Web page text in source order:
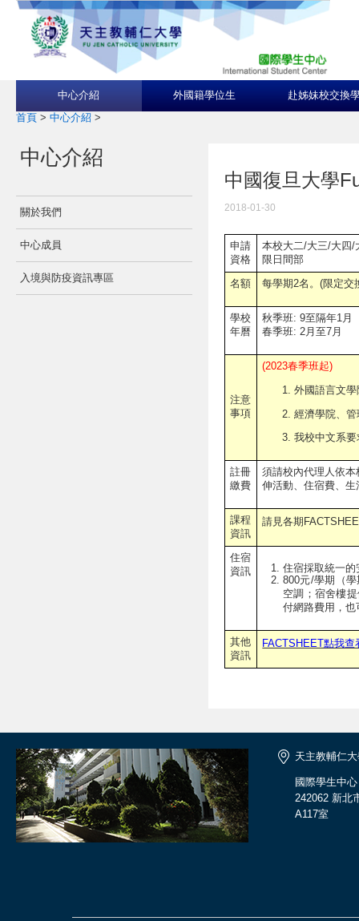
中心介紹 外國籍學位生 赴姊妹校交換
首頁 > 中心介紹 >
中心介紹
關於我們
中心成員
入境與防疫資訊專區
中國復旦大學
2018-01-30
申請
資格
本校大二/大三/大四
限日間部
名額
每學期2名。(限定交
學校
年曆
秋季班: 9至隔年1月
春季班: 2月至7月
注意
事項
(2023春季班起)
外國語言文
經濟學院、
我校中文系
註冊
繳費
須請校內代理人依
伸活動、住宿費、
課程
資訊
請見各期
住宿
資訊
住宿採取統一
800元/學期（
空調；宿舍樓
付網路費用，
其他
資訊
FACTSHEET點我查
天主教輔仁
國際學生中心
242062 新北
A117室